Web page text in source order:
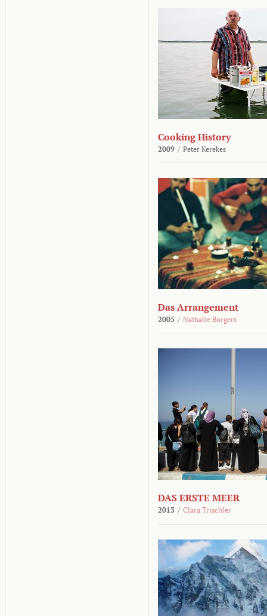
Cooking History
2009 / Peter Kerekes
Das Arrangement
2005 / Nathalie Borgers
DAS ERSTE MEER
2013 / Clara Trischler